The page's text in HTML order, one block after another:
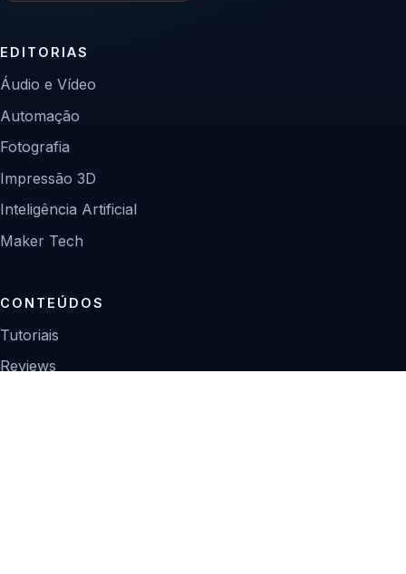
EDITORIAS
Áudio e Vídeo
Automação
Fotografia
Impressão 3D
Inteligência Artificial
Maker Tech
CONTEÚDOS
Tutoriais
Reviews